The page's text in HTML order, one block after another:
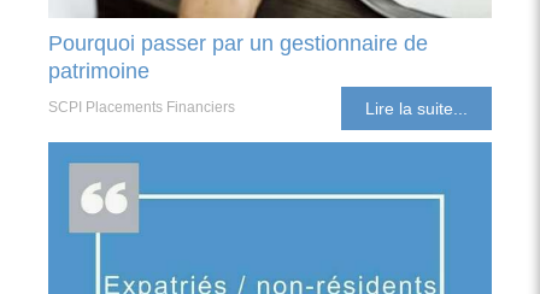
Pourquoi passer par un gestionnaire de
patrimoine
SCPI Placements Financiers Lire la suite...